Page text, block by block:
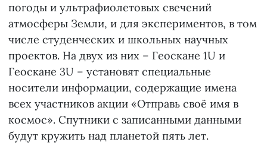
погоды и ультрафиолетовых свечений
атмосферы Земли, и для экспериментов, в том
числе студенческих и школьных научных
проектов. На двух из них – Геоскане 1U и
Геоскане 3U – установят специальные
носители информации, содержащие имена
всех участников акции «Отправь своё имя в
космос». Спутники с записанными данными
будут кружить над планетой пять лет.